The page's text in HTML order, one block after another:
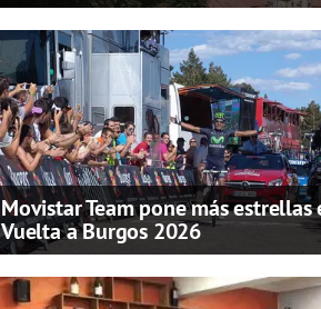
Movistar Team pone más estrellas
Vuelta a Burgos 2026